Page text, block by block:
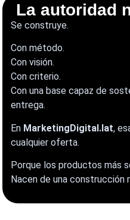
La autoridad
Se construye.
Con método.
Con visión.
Con criterio.
Con una base capaz de
entrega.
En MarketingDigital.lat,
cualquier oferta.
Porque los productos más
Nacen de una construcción